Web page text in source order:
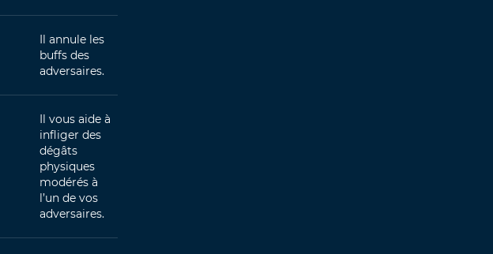
Il annule les
buffs des
adversaires.
Il vous aide à
infliger des
dégâts
physiques
modérés à
l’un de vos
adversaires.